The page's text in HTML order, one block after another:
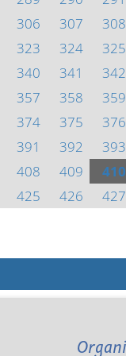
306 307 308
323 324 325
340 341 342
357 358 359
374 375 376
391 392 393
408 409 410
425 426 427